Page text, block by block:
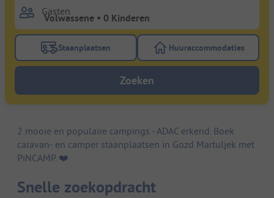
Gasten
Gebruik de filterknop staanplaatsen om te zoeken
Staanplaatsen Gebruik de
Huuraccommodaties
Zoeken
2 mooie en populaire campings - ADAC erkend. Boek
caravan- en camper staanplaatsen in Gozd Martuljek met
PiNCAMP. ❤️️
Snelle zoekopdracht